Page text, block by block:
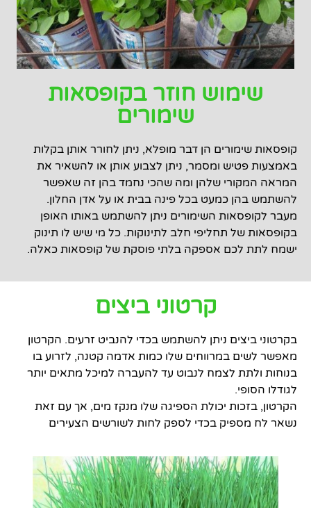
שימוש חוזר בקופסאות
שימורים
קופסאות שימורים הן דבר מופלא, ניתן לחורר אותן בקלות
באמצעות פטיש ומסמר, ניתן לצבוע אותן או להשאיר את
המראה המקורי שלהן ומה שהכי נחמד בהן זה שאפשר
להשתמש בהן כמעט בכל פינה בבית או על אדן החלון.
מעבר לקופסאות השימורים ניתן להשתמש באותו האופן
בקופסאות של תחליפי חלב לתינוקות. כל מי שיש לו תינוק
ישמח לתת לכם אספקה בלתי פוסקת של קופסאות כאלה.
קרטוני ביצים
בקרטוני ביצים ניתן להשתמש בכדי להנביט זרעים. הקרטון
מאפשר לשים במרווחים שלו כמות אדמה קטנה, לזרוע בו
בנוחות ולתת לצמח לנבוט עד להעברה למיכל מתאים יותר
לגודלו הסופי.
הקרטון, בזכות יכולת הספיגה שלו מנקז מים, אך עם זאת
נשאר לח מספיק בכדי לספק לחות לשורשים הצעירים